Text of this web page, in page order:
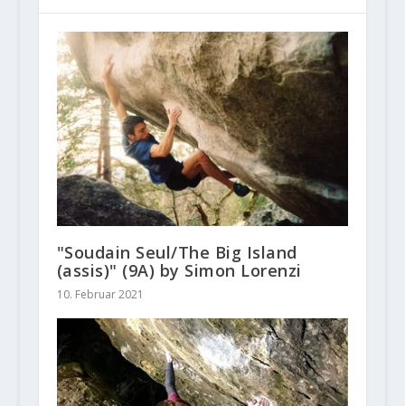
"Soudain Seul/The Big Island
(assis)" (9A) by Simon Lorenzi
10. Februar 2021